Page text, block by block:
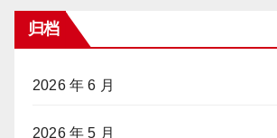
归档
2026 年 6 月
2026 年 5 月